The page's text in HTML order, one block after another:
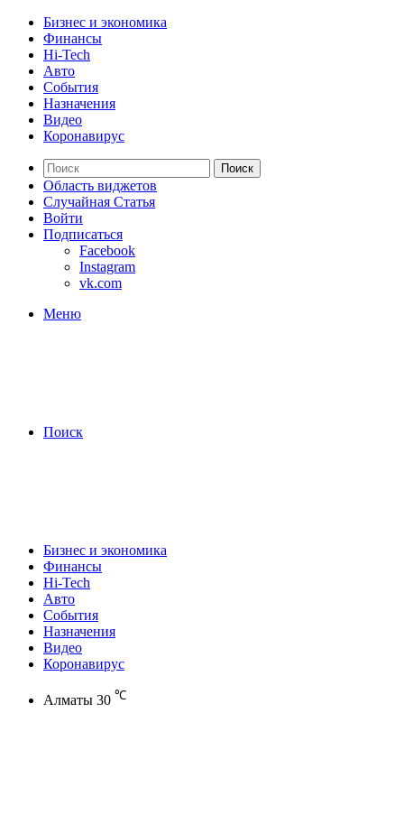
Бизнес и экономика
Финансы
Hi-Tech
Авто
События
Назначения
Видео
Коронавирус
Поиск
Область виджетов
Случайная Статья
Войти
Подписаться
Facebook
Instagram
vk.com
Меню
Поиск
Бизнес и экономика
Финансы
Hi-Tech
Авто
События
Назначения
Видео
Коронавирус
Алматы 30 ℃